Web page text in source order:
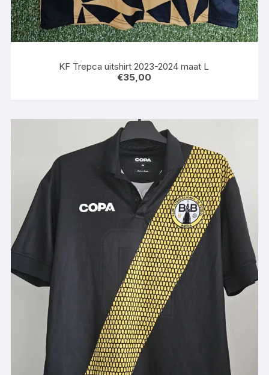
KF Trepca uitshirt 2023-2024 maat L
€35,00